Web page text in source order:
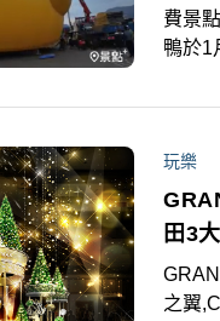
費景點,走春 黃色小鴨重返高
鴨於1
串的
玩樂
田3
之翼